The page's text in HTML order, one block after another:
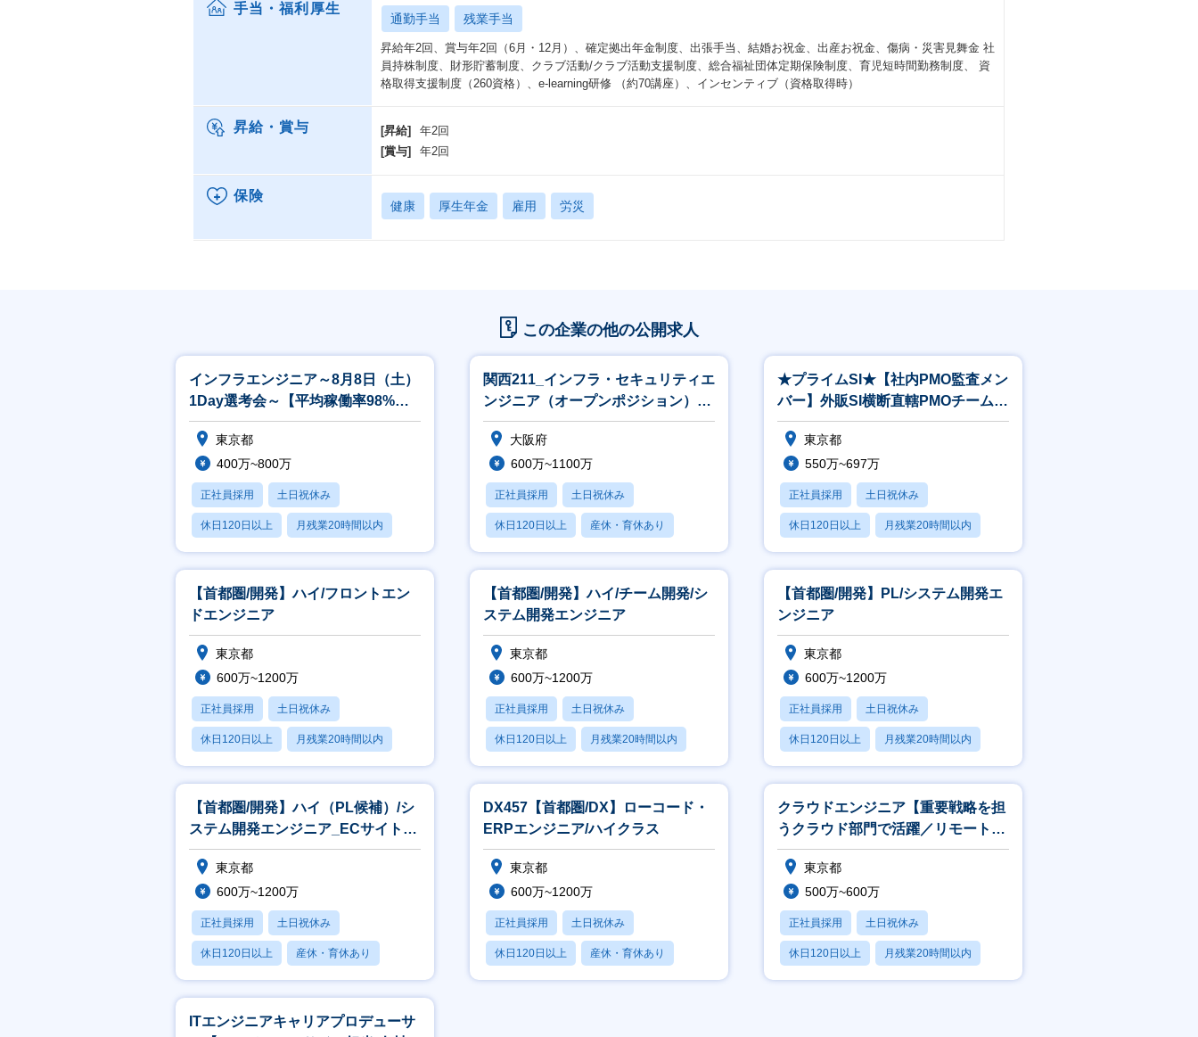
【ワークライフバランス】
平均残業時間約17～19時間でメリハリのある働き方ができます。また、有給休暇の取得は取り易い風土で、ここ３年
程度の有給休暇取得日数は平均14日です。また、当社ではマンスリーフレックス制度を導入しており、ご自身の都合
に合わせて中抜けをしながら業務をしていただくこともできます。
人材ビジネスの醍醐味
人材業界のシステムの醍醐味は、世の中の労働人口が減少していく未来に対して、就業機会の提供や雇用創造に繋げる
おり、個人の仕事に対するライフサイクルをワンストップで提供できることができます。利用ユーザ―は1000万人を
超え、社会インフラに近い規模です。そのため、社会課題にダイレクトにアプローチすることが可能です。
https://note.com/ppt_hr/n/n3dc25404fa46
事業部長やゼネラルマネジャー、マネジャーたちが自組織の特徴や仕事のやりがい、働く魅力についてご紹介します。
■カルチャー・制度紹介編
https://note.com/ppt_hr/n/na642e98915d8
システムソリューション事業部のカルチャーや、「はたらいて、笑おう。」を実現するための制度・取り組みについて
手当・福利厚生
通勤手当 残業手当
昇給年2回、賞与年2回（6月・12月）、確定拠出年金制度、出張手当、結婚お祝金、出産お祝金、傷病・災害見舞金 社
員持株制度、財形貯蓄制度、クラブ活動/クラブ活動支援制度、総合福祉団体定期保険制度、育児短時間勤務制度、 資
格取得支援制度（260資格）、e-learning研修 （約70講座）、インセンティブ（資格取得時）
昇給・賞与 [昇給]
年2回
[賞与]
年2回
保険
健康 厚生年金 雇用 労災
この企業の他の公開求人
インフラエンジニア～8月8日（土）
1Day選考会～【平均稼働率98%／
年間案件数2万件以上】
東京都
400万~800万
正社員採用 土日祝休み
休日120日以上 月残業20時間以内
賞与あり
関西211_インフラ・セキュリティエ
ンジニア（オープンポジション）
※関西立上げ（リーダークラス以上
大阪府
600万~1100万
正社員採用 土日祝休み
休日120日以上 産休・育休あり
月残業20時間以内
★プライムSI★【社内PMO監査メン
バー】外販SI横断直轄PMOチーム／
監査
東京都
550万~697万
正社員採用 土日祝休み
休日120日以上 月残業20時間以内
賞与あり
【首都圏/開発】ハイ/フロントエン
ドエンジニア
東京都
600万~1200万
正社員採用 土日祝休み
休日120日以上 月残業20時間以内
賞与あり
【首都圏/開発】ハイ/チーム開発/シ
ステム開発エンジニア
東京都
600万~1200万
正社員採用 土日祝休み
休日120日以上 月残業20時間以内
賞与あり
【首都圏/開発】PL/システム開発エ
ンジニア
東京都
600万~1200万
正社員採用 土日祝休み
休日120日以上 月残業20時間以内
賞与あり
【首都圏/開発】ハイ（PL候補）/シ
ステム開発エンジニア_ECサイト開
発
東京都
600万~1200万
正社員採用 土日祝休み
休日120日以上 産休・育休あり
月残業20時間以内
DX457【首都圏/DX】ローコード・
ERPエンジニア/ハイクラス
東京都
600万~1200万
正社員採用 土日祝休み
休日120日以上 産休・育休あり
月残業20時間以内
クラウドエンジニア【重要戦略を担
うクラウド部門で活躍／リモートワ
ーク相談可】
東京都
500万~600万
正社員採用 土日祝休み
休日120日以上 月残業20時間以内
賞与あり
ITエンジニアキャリアプロデューサ